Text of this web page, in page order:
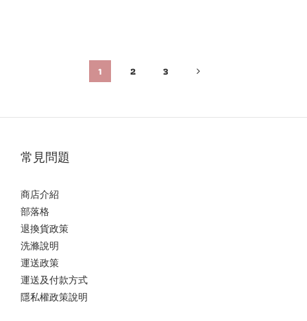
1 2 3
常見問題
商店介紹
部落格
退換貨政策
洗滌說明
運送政策
運送及付款方式
隱私權政策說明